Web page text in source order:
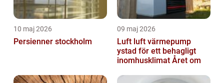
10 maj 2026
Persienner stockholm
09 maj 2026
Luft luft värmepump
ystad för ett behagligt
inomhusklimat Året om